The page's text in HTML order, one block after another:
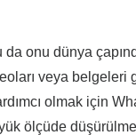
da onu dünya
veya
olmak için
ölçüde